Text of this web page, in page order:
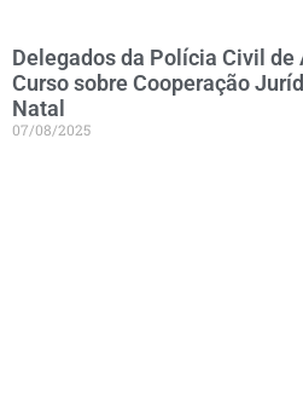
Delegados da Polícia Civil
Curso sobre Cooperação
Natal
07/08/2025